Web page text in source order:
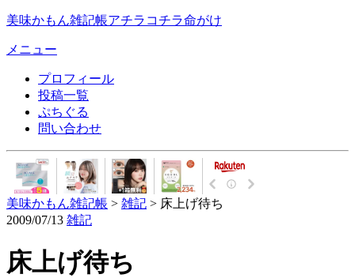
美味かもん雑記帳アチラコチラ命がけ
メニュー
プロフィール
投稿一覧
ぷちぐる
問い合わせ
美味かもん雑記帳 > 雑記 > 床上げ待ち
2009/07/13 雑記
床上げ待ち